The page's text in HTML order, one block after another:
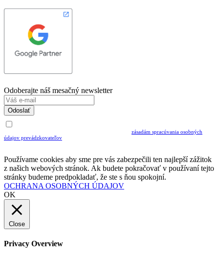
Odoberajte náš mesačný newsletter
Odoslať
zásadám spracúvania osobných
údajov prevádzkovateľov
Používame cookies aby sme pre vás zabezpečili ten najlepší zážitok
z našich webových stránok. Ak budete pokračovať v používaní tejto
stránky budeme predpokladať, že ste s ňou spokojní.
OCHRANA OSOBNÝCH ÚDAJOV
OK
Close
Privacy Overview